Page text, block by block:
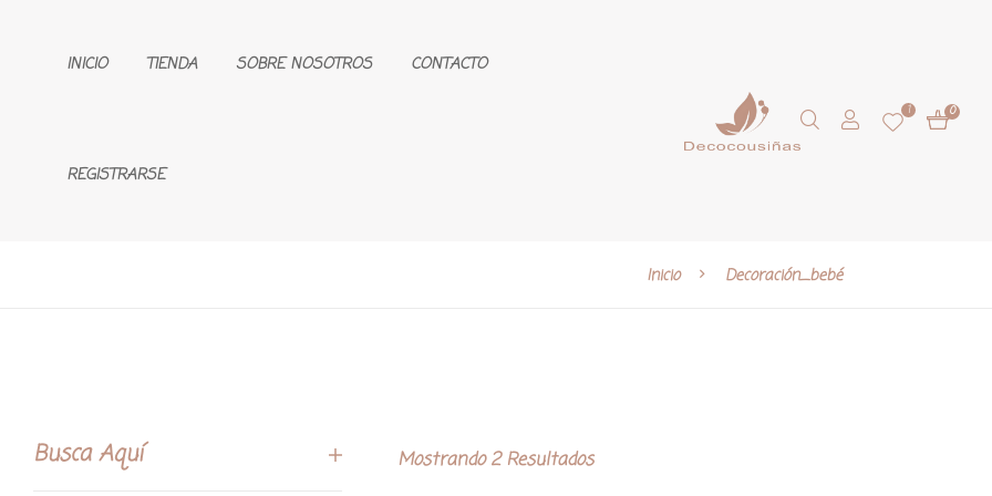
INICIO TIENDA SOBRE NOSOTROS CONTACTO
REGISTRARSE
1 0
Inicio Decoración_bebé
Mostrando 2 Resultados
Busca Aquí